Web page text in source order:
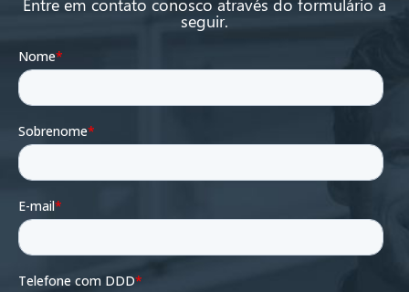
Entre em contato conosco através do formulário a
seguir.